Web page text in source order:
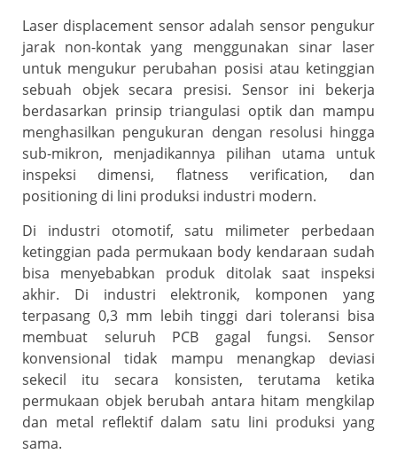
Laser displacement sensor adalah sensor pengukur
jarak non-kontak yang menggunakan sinar laser
untuk mengukur perubahan posisi atau ketinggian
sebuah objek secara presisi. Sensor ini bekerja
berdasarkan prinsip triangulasi optik dan mampu
menghasilkan pengukuran dengan resolusi hingga
sub-mikron, menjadikannya pilihan utama untuk
inspeksi dimensi, flatness verification, dan
positioning di lini produksi industri modern.
Di industri otomotif, satu milimeter perbedaan
ketinggian pada permukaan body kendaraan sudah
bisa menyebabkan produk ditolak saat inspeksi
akhir. Di industri elektronik, komponen yang
terpasang 0,3 mm lebih tinggi dari toleransi bisa
membuat seluruh PCB gagal fungsi. Sensor
konvensional tidak mampu menangkap deviasi
sekecil itu secara konsisten, terutama ketika
permukaan objek berubah antara hitam mengkilap
dan metal reflektif dalam satu lini produksi yang
sama.